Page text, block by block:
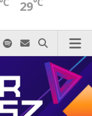
29
nas zadzwoń
Facebook-u
na Xnas na Instagram-ie
Odwiedź nas na TikTok-u
Szukaj nas na Spotify
Wyślij do nas
Szukaj